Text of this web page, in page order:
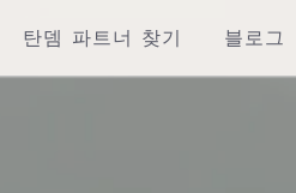
탄뎀 파트너 찾기 블로그